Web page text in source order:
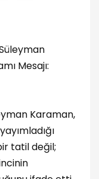
Mesajı:
Karaman,
tatil değil;